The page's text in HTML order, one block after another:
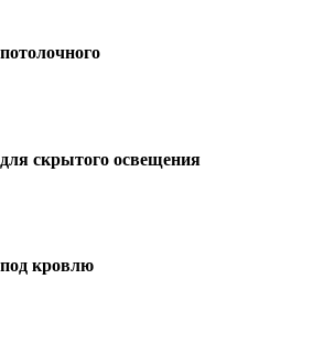
скрытого освещения
кровлю